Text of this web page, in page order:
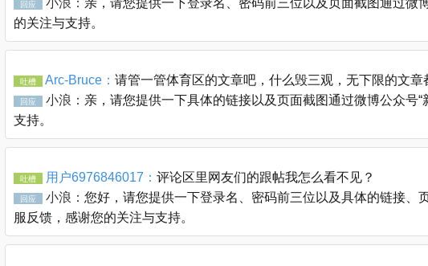
回应
的关注与支持。
吐槽 Arc-Bruce： 请管一管体育区的文章吧，什么毁三观，无下限的文
回应 小浪： 亲，请您提供一下具体的链接以及页面截图通过微博公众号
支持。
吐槽 用户6976846017： 评论区里网友们的跟帖我怎么看不见？
回应 小浪： 您好，请您提供一下登录名、密码前三位以及具体的链接、
服反馈，感谢您的关注与支持。